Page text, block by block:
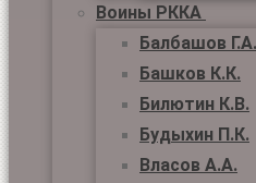
Воины РККА
Балбашов Г.А.
Башков К.К.
Билютин К.В.
Будыхин П.К.
Власов А.А.